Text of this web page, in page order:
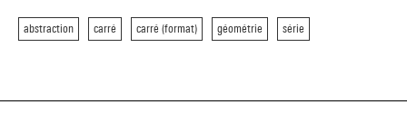
abstraction carré carré (format) géométrie série